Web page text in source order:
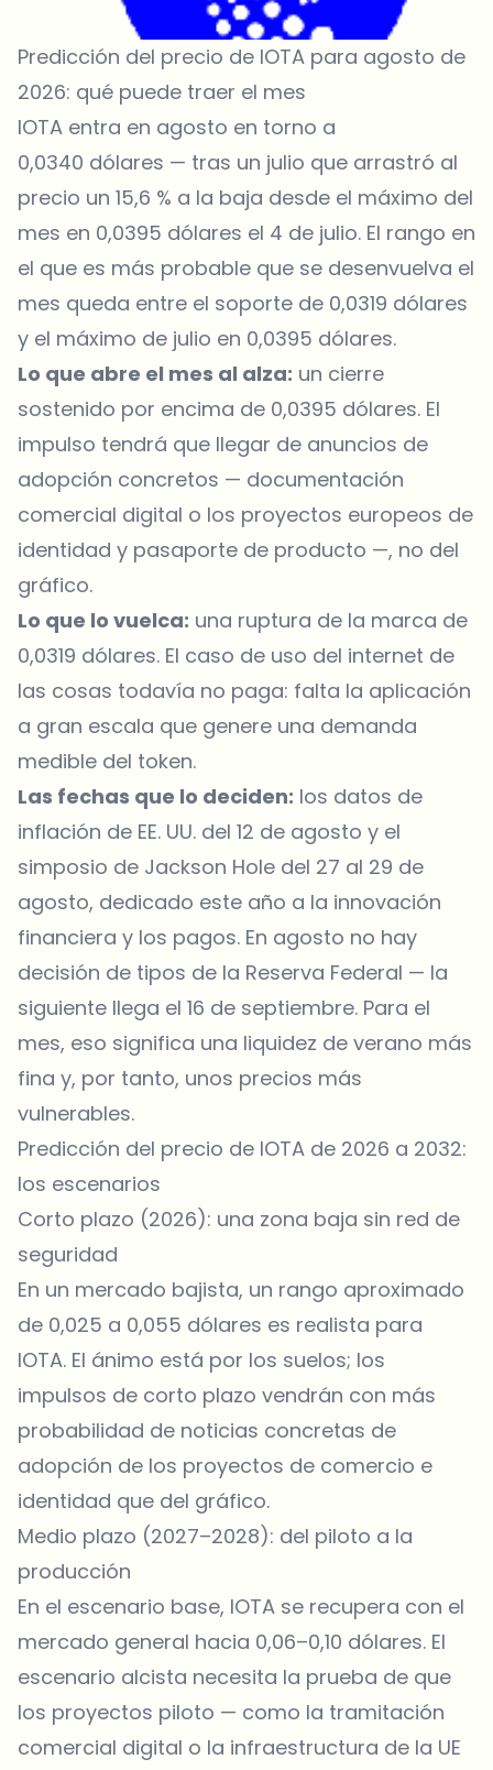
Predicción del precio de IOTA para agosto de
2026: qué puede traer el mes
IOTA entra en agosto en torno a
0,0340 dólares — tras un julio que arrastró al
precio un 15,6 % a la baja desde el máximo del
mes en 0,0395 dólares el 4 de julio. El rango en
el que es más probable que se desenvuelva el
mes queda entre el soporte de 0,0319 dólares
y el máximo de julio en 0,0395 dólares.
Lo que abre el mes al alza: un cierre
sostenido por encima de 0,0395 dólares. El
impulso tendrá que llegar de anuncios de
adopción concretos — documentación
comercial digital o los proyectos europeos de
identidad y pasaporte de producto —, no del
gráfico.
Lo que lo vuelca: una ruptura de la marca de
0,0319 dólares. El caso de uso del internet de
las cosas todavía no paga: falta la aplicación
a gran escala que genere una demanda
medible del token.
Las fechas que lo deciden: los datos de
inflación de EE. UU. del 12 de agosto y el
simposio de Jackson Hole del 27 al 29 de
agosto, dedicado este año a la innovación
financiera y los pagos. En agosto no hay
decisión de tipos de la Reserva Federal — la
siguiente llega el 16 de septiembre. Para el
mes, eso significa una liquidez de verano más
fina y, por tanto, unos precios más
vulnerables.
Predicción del precio de IOTA de 2026 a 2032:
los escenarios
Corto plazo (2026): una zona baja sin red de
seguridad
En un mercado bajista, un rango aproximado
de 0,025 a 0,055 dólares es realista para
IOTA. El ánimo está por los suelos; los
impulsos de corto plazo vendrán con más
probabilidad de noticias concretas de
adopción de los proyectos de comercio e
identidad que del gráfico.
Medio plazo (2027–2028): del piloto a la
producción
En el escenario base, IOTA se recupera con el
mercado general hacia 0,06–0,10 dólares. El
escenario alcista necesita la prueba de que
los proyectos piloto — como la tramitación
comercial digital o la infraestructura de la UE